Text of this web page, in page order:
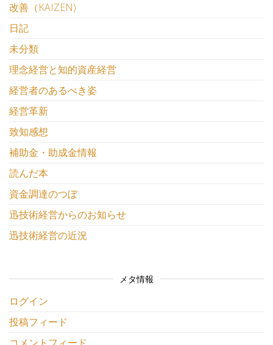
改善（KAIZEN)
日記
未分類
理念経営と知的資産経営
経営者のあるべき姿
経営革新
致知感想
補助金・助成金情報
読んだ本
資金調達のつぼ
迅技術経営からのお知らせ
迅技術経営の近況
メタ情報
ログイン
投稿フィード